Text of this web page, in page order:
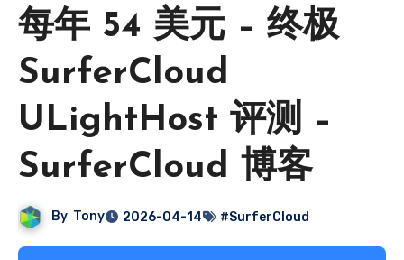
每年 54 美元 – 终极
SurferCloud
ULightHost 评测 –
SurferCloud 博客
By Tony 2026-04-14 #SurferCloud